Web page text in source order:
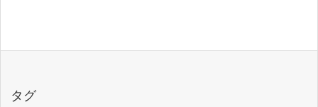
タグ